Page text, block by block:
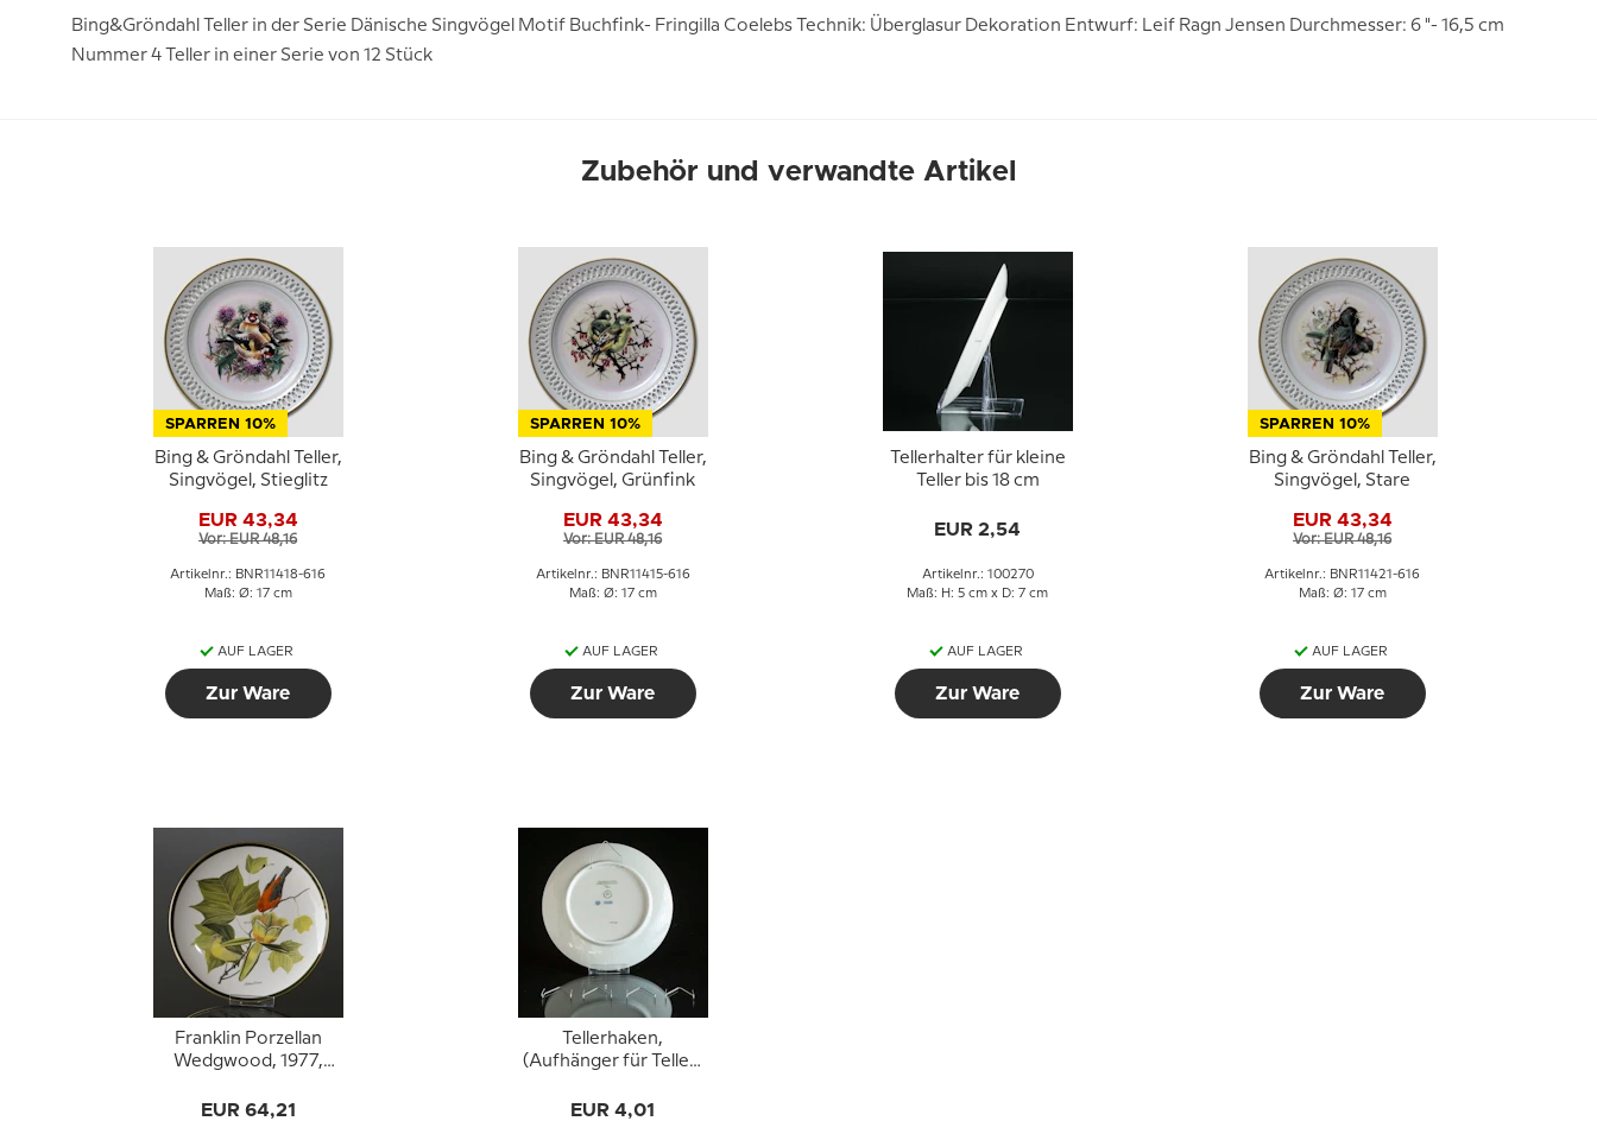
Bing&Gröndahl Teller in der Serie Dänische Singvögel Motif Buchfink- Fringilla Coelebs Technik: Überglasur Dekoration Entwurf: Leif Ragn Jensen Durchmesser: 6 "- 16,5 cm
Nummer 4 Teller in einer Serie von 12 Stück
Zubehör und verwandte Artikel
SPARREN 10%
Bing & Gröndahl Teller,
Singvögel, Stieglitz
EUR 43,34
Vor: EUR 48,16
Artikelnr.: BNR11418-616
Maß: Ø: 17 cm
AUF LAGER
Zur Ware
SPARREN 10%
Bing & Gröndahl Teller,
Singvögel, Grünfink
EUR 43,34
Vor: EUR 48,16
Artikelnr.: BNR11415-616
Maß: Ø: 17 cm
AUF LAGER
Zur Ware
Tellerhalter für kleine
Teller bis 18 cm
EUR 2,54
Artikelnr.: 100270
Maß: H: 5 cm x D: 7 cm
AUF LAGER
Zur Ware
SPARREN 10%
Bing & Gröndahl Teller,
Singvögel, Stare
EUR 43,34
Vor: EUR 48,16
Artikelnr.: BNR11421-616
Maß: Ø: 17 cm
AUF LAGER
Zur Ware
Franklin Porzellan
Wedgwood, 1977,
Scharlachtangare
EUR 64,21
Tellerhaken,
(Aufhänger für Teller)
EUR 4,01